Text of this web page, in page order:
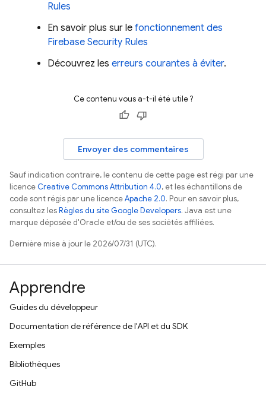
Rules
En savoir plus sur le fonctionnement des
Firebase Security Rules
Découvrez les erreurs courantes à éviter.
Ce contenu vous a-t-il été utile ?
Envoyer des commentaires
Sauf indication contraire, le contenu de cette page est régi par une
licenceCreative Commons Attribution 4.0, et les échantillons de
code sont régis par une licenceApache 2.0. Pour en savoir plus,
consultez lesRègles du site Google Developers. Java est une
marque déposée d'Oracle et/ou de ses sociétés affiliées.
Dernière mise à jour le 2026/07/31 (UTC).
Apprendre
Guides du développeur
Documentation de référence de l'API et du SDK
Exemples
Bibliothèques
GitHub